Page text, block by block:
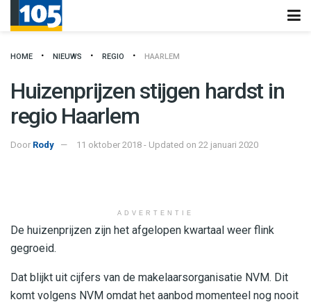
HOME NIEUWS REGIO HAARLEM
Huizenprijzen stijgen hardst in
regio Haarlem
Door Rody 11 oktober 2018 - Updated on 22 januari 2020
ADVERTENTIE
De huizenprijzen zijn het afgelopen kwartaal weer flink
gegroeid.
Dat blijkt uit cijfers van de makelaarsorganisatie NVM. Dit
komt volgens NVM omdat het aanbod momenteel nog nooit